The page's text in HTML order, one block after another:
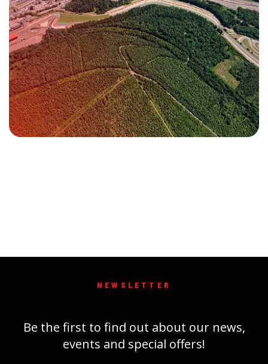
NEWSLETTER
Be the first to find out about our news,
events and special offers!